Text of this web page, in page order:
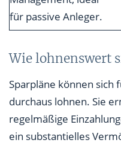
für passive Anleger.
Wie lohnenswert
Sparpläne können sich
durchaus lohnen. Sie
regelmäßige
ein substantielles